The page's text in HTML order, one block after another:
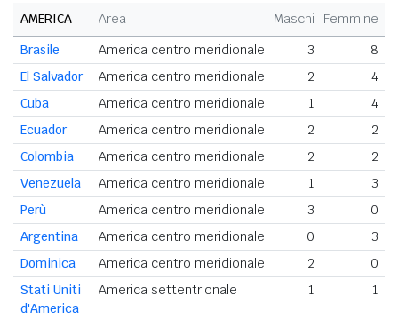
AMERICA Area Maschi Femmine
Brasile
America centro meridionale 3
8
El Salvador
America centro meridionale 2
4
Cuba
America centro meridionale 1
4
Ecuador
America centro meridionale 2
2
Colombia
America centro meridionale 2
2
Venezuela
America centro meridionale 1
3
Perù
America centro meridionale 3
0
Argentina
America centro meridionale 0
3
Dominica
America centro meridionale 2
0
Stati Uniti
d'America
America settentrionale 1 1